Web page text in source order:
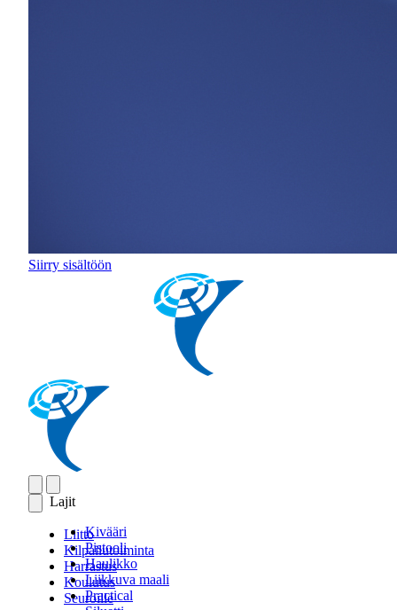
Siirry sisältöön
Lajit
Kivääri
Pistooli
Haulikko
Liikkuva maali
Practical
Liitto
Kilpailutoiminta
Harrastus
Koulutus
Seuroille